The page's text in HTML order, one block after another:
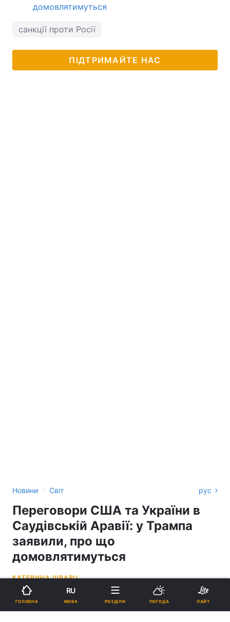
домовлятимуться
санкції проти Росії
ПІДТРИМАЙТЕ НАС
Новини › Світ рус
Переговори США та України в
Саудівській Аравії: у Трампа
заявили, про що
домовлятимуться
КАТЕРИНА ШВАРЦ
20:56, 06.03.25 ОНОВЛЕНО
ГОЛОВНА
RU
МОВА РОЗДІЛИ ПОГОДА ЛАЙТ